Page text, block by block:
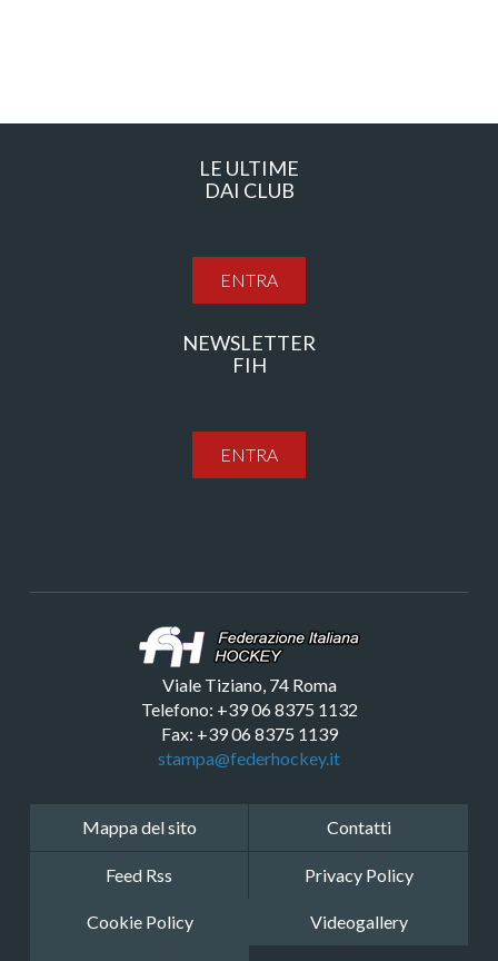
LE ULTIME
DAI CLUB
ENTRA
NEWSLETTER
FIH
ENTRA
Viale Tiziano, 74 Roma
Telefono: +39 06 8375 1132
Fax: +39 06 8375 1139
stampa@federhockey.it
Mappa del sito Contatti
Feed Rss Privacy Policy
Cookie Policy Videogallery